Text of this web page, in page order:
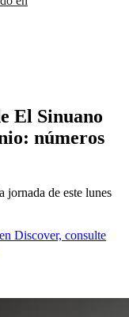
El Sinuano
números
jornada de este lunes
Discover, consulte